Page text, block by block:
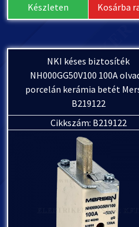
Készleten Kosárba
NKI késes biztosíték
NH000GG50V100 100A
porcelán kerámia betét
B219122
Cikkszám: B219122